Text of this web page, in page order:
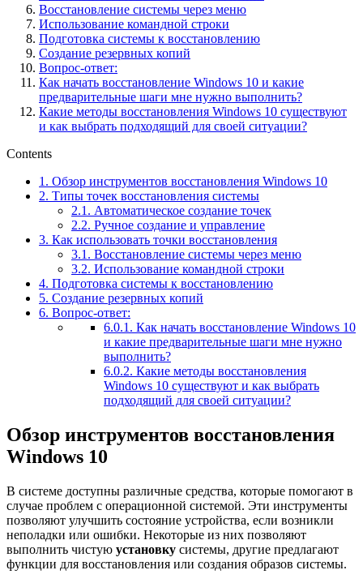
Восстановление системы через меню
Использование командной строки
Подготовка системы к восстановлению
Создание резервных копий
Вопрос-ответ:
Как начать восстановление Windows 10 и какие
предварительные шаги мне нужно выполнить?
Какие методы восстановления Windows 10 существуют
и как выбрать подходящий для своей ситуации?
Contents
1. Обзор инструментов восстановления Windows 10
2. Типы точек восстановления системы
2.1. Автоматическое создание точек
2.2. Ручное создание и управление
3. Как использовать точки восстановления
3.1. Восстановление системы через меню
3.2. Использование командной строки
4. Подготовка системы к восстановлению
5. Создание резервных копий
6. Вопрос-ответ:
6.0.1. Как начать восстановление Windows 10
и какие предварительные шаги мне нужно
выполнить?
6.0.2. Какие методы восстановления
Windows 10 существуют и как выбрать
подходящий для своей ситуации?
Обзор инструментов восстановления
Windows 10
В системе доступны различные средства, которые помогают в
случае проблем с операционной системой. Эти инструменты
позволяют улучшить состояние устройства, если возникли
неполадки или ошибки. Некоторые из них позволяют
выполнить чистую установку системы, другие предлагают
функции для восстановления или создания образов системы.